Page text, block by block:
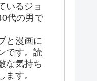
いるジョ
代の男で
と漫画に
です。読
な気持ち
ます。